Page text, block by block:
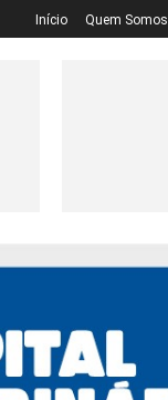
Início Quem Somos